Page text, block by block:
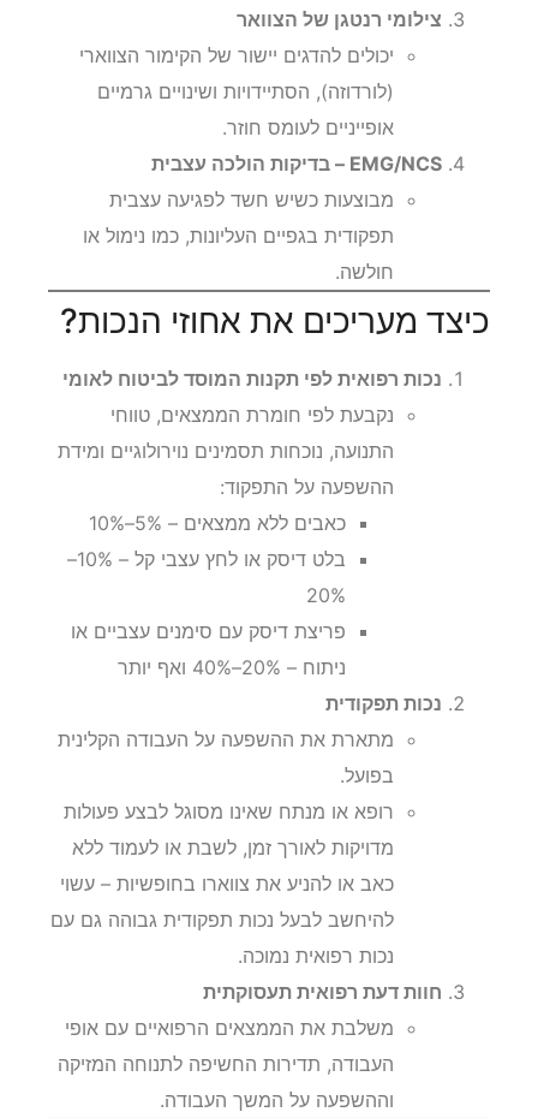
צילומי רנטגן של הצוואר
יכולים להדגים יישור של הקימור הצווארי
(לורדוזה), הסתיידויות ושינויים גרמיים
אופייניים לעומס חוזר.
EMG/NCS – בדיקות הולכה עצבית
מבוצעות כשיש חשד לפגיעה עצבית
תפקודית בגפיים העליונות, כמו נימול או
חולשה.
כיצד מעריכים את אחוזי הנכות?
נכות רפואית לפי תקנות המוסד לביטוח לאומי
נקבעת לפי חומרת הממצאים, טווחי
התנועה, נוכחות תסמינים נוירולוגיים ומידת
ההשפעה על התפקוד:
כאבים ללא ממצאים – 5%–10%
בלט דיסק או לחץ עצבי קל – 10%–
20%
פריצת דיסק עם סימנים עצביים או
ניתוח – 20%–40% ואף יותר
נכות תפקודית
מתארת את ההשפעה על העבודה הקלינית
בפועל.
רופא או מנתח שאינו מסוגל לבצע פעולות
מדויקות לאורך זמן, לשבת או לעמוד ללא
כאב או להניע את צווארו בחופשיות – עשוי
להיחשב לבעל נכות תפקודית גבוהה גם עם
נכות רפואית נמוכה.
חוות דעת רפואית תעסוקתית
משלבת את הממצאים הרפואיים עם אופי
העבודה, תדירות החשיפה לתנוחה המזיקה
וההשפעה על המשך העבודה.